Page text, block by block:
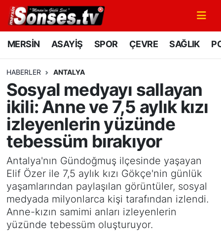
MERSİN ASAYİŞ SPOR ÇEVRE SAĞLIK
HABERLER ANTALYA
Sosyal medyayı sallayan
ikili: Anne ve 7,5 aylık kızı
izleyenlerin yüzünde
tebessüm bırakıyor
Antalya'nın Gündoğmuş ilçesinde yaşayan
Elif Özer ile 7,5 aylık kızı Gökçe'nin günlük
yaşamlarından paylaşılan görüntüler, sosyal
medyada milyonlarca kişi tarafından izlendi.
Anne-kızın samimi anları izleyenlerin
yüzünde tebessüm oluşturuyor.
MERSİN
SPOR
GÜNÜN MANŞETİ
DÜNYA
KÜLTÜR - SANAT
MAGAZİN
SAĞLIK
Mersin Nöbetçi Eczaneler
Mersin Namaz Vakitleri
Mersin Trafik Yoğunluk Haritası
Süper Lig Puan Durumu ve Fikstür
Tüm Manşetler
Son Dakika Haberleri
Haber Arşivi